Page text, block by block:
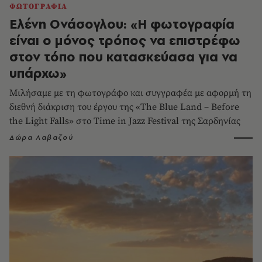
ΦΩΤΟΓΡΑΦΙΑ
Ελένη Ονάσογλου: «Η φωτογραφία
είναι ο μόνος τρόπος να επιστρέφω
στον τόπο που κατασκεύασα για να
υπάρχω»
Μιλήσαμε με τη φωτογράφο και συγγραφέα με αφορμή τη
διεθνή διάκριση του έργου της «The Blue Land – Before
the Light Falls» στο Time in Jazz Festival της Σαρδηνίας
Δώρα Λαβαζού